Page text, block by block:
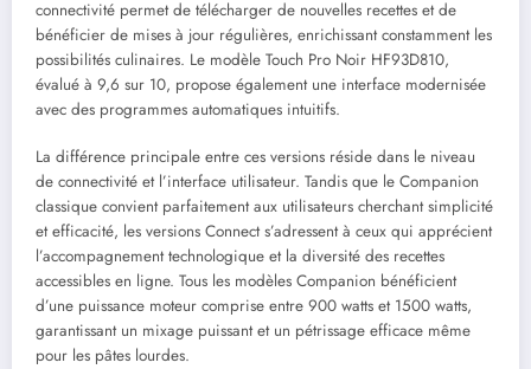
connectivité permet de télécharger de nouvelles recettes et de
bénéficier de mises à jour régulières, enrichissant constamment les
possibilités culinaires. Le modèle Touch Pro Noir HF93D810,
évalué à 9,6 sur 10, propose également une interface modernisée
avec des programmes automatiques intuitifs.
La différence principale entre ces versions réside dans le niveau
de connectivité et l’interface utilisateur. Tandis que le Companion
classique convient parfaitement aux utilisateurs cherchant simplicité
et efficacité, les versions Connect s’adressent à ceux qui apprécient
l’accompagnement technologique et la diversité des recettes
accessibles en ligne. Tous les modèles Companion bénéficient
d’une puissance moteur comprise entre 900 watts et 1500 watts,
garantissant un mixage puissant et un pétrissage efficace même
pour les pâtes lourdes.